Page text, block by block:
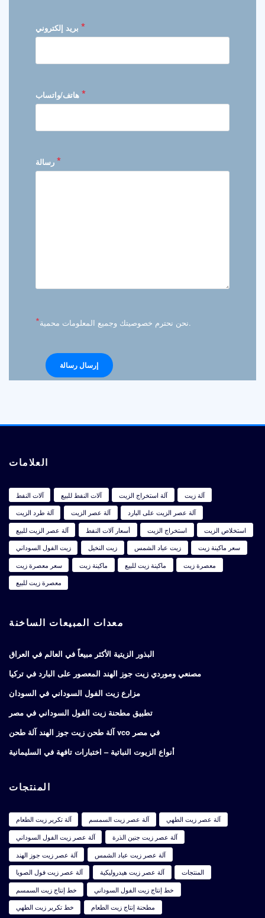
*
*
*
* نحن نحترم خصوصيتك وجميع المعلومات محمية.
العلامات
آلات النفط آلات النفط للبيع آلة استخراج الزيت
آلة زيت
آلة طرد الزيت
آلة عصر الزيت
آلة عصر الزيت على البارد
آلة عصر الزيت للبيع
أسعار آلات النفط استخراج الزيت
استخلاص الزيت
زيت الفول السوداني
زيت النخيل زيت عباد الشمس
سعر ماكينة زيت
سعر معصرة زيت
ماكينة زيت ماكينة زيت للبيع
معصرة زيت
معصرة زيت للبيع
معدات المبيعات الساخنة
البذور الزيتية الأكثر مبيعاً في العالم في العراق
مصنعي وموردي زيت جوز الهند المعصور على البارد في تركيا
مزارع زيت الفول السوداني في السودان
تطبيق مطحنة زيت الفول السوداني في مصر
آلة طحن زيت جوز الهند آلة طحن vco في مصر
أنواع الزيوت النباتية – اختبارات تافهة في السليمانية
المنتجات
آلة تكرير زيت الطعام آلة عصر زيت السمسم
آلة عصر زيت الطهي
آلة عصر زيت الفول السوداني
آلة عصر زيت جنين الذرة
آلة عصر زيت جوز الهند
آلة عصر زيت عباد الشمس
آلة عصر زيت فول الصويا
آلة عصر زيت هيدروليكية
المنتجات
خط إنتاج زيت السمسم
خط إنتاج زيت الفول السوداني
خط تكرير زيت الطهي
مطحنة إنتاج زيت الطعام